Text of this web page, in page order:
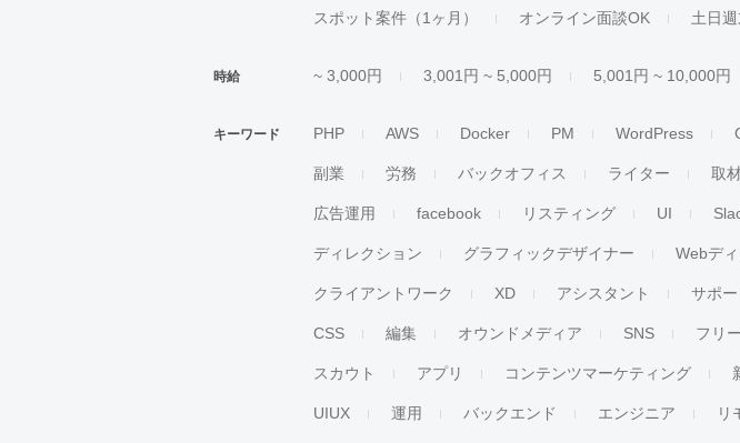
スポット案件（1ヶ月） オンライン面談OK 土日
時給 ~ 3,000円 3,001円 ~ 5,000円 5,001円 ~ 10,000円
キーワード PHP AWS Docker PM WordPress
副業 労務 バックオフィス ライター 取
広告運用 facebook リスティング UI
ディレクション グラフィックデザイナー Webデ
クライアントワーク XD アシスタント サポー
CSS 編集 オウンドメディア SNS フリ
スカウト アプリ コンテンツマーケティング
UIUX 運用 バックエンド エンジニア リ